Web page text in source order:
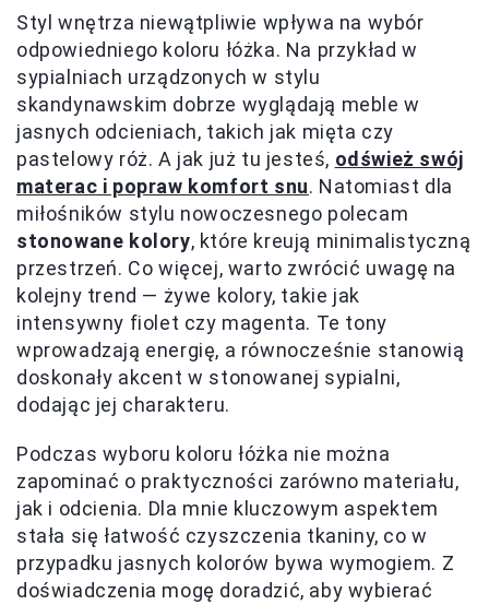
Styl wnętrza niewątpliwie wpływa na wybór
odpowiedniego koloru łóżka. Na przykład w
sypialniach urządzonych w stylu
skandynawskim dobrze wyglądają meble w
jasnych odcieniach, takich jak mięta czy
pastelowy róż. A jak już tu jesteś, odśwież swój
materac i popraw komfort snu. Natomiast dla
miłośników stylu nowoczesnego polecam
stonowane kolory, które kreują minimalistyczną
przestrzeń. Co więcej, warto zwrócić uwagę na
kolejny trend — żywe kolory, takie jak
intensywny fiolet czy magenta. Te tony
wprowadzają energię, a równocześnie stanowią
doskonały akcent w stonowanej sypialni,
dodając jej charakteru.
Podczas wyboru koloru łóżka nie można
zapominać o praktyczności zarówno materiału,
jak i odcienia. Dla mnie kluczowym aspektem
stała się łatwość czyszczenia tkaniny, co w
przypadku jasnych kolorów bywa wymogiem. Z
doświadczenia mogę doradzić, aby wybierać